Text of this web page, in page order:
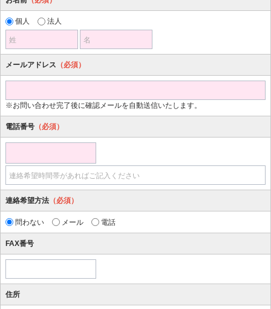
個人 法人
姓 名
メールアドレス （必須）
※お問い合わせ完了後に確認メールを自動送信いたします。
電話番号 （必須）
連絡希望時間帯があればご記入ください
連絡希望方法 （必須）
問わない メール 電話
FAX番号
住所